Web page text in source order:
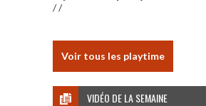
/ /
Voir tous les playtime
VIDÉO DE LA SEMAINE